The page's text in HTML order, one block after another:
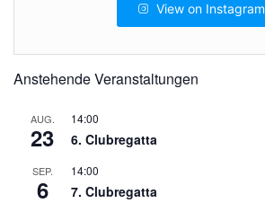
View on Instagram
Anstehende Veranstaltungen
AUG.
23
14:00
6. Clubregatta
SEP.
6
14:00
7. Clubregatta